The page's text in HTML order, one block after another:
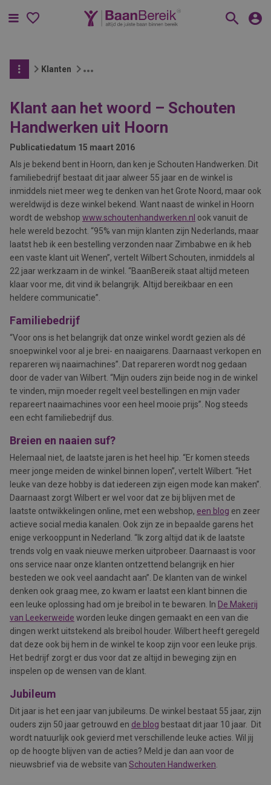
Menu
Klanten
Klant aan het woord – Schouten
Handwerken uit Hoorn
Publicatiedatum 15 maart 2016
Als je bekend bent in Hoorn, dan ken je Schouten Handwerken. Dit
familiebedrijf bestaat dit jaar alweer 55 jaar en de winkel is
inmiddels niet meer weg te denken van het Grote Noord, maar ook
wereldwijd is deze winkel bekend. Want naast de winkel in Hoorn
wordt de webshop www.schoutenhandwerken.nl ook vanuit de
hele wereld bezocht. “95% van mijn klanten zijn Nederlands, maar
laatst heb ik een bestelling verzonden naar Zimbabwe en ik heb
een vaste klant uit Wenen”, vertelt Wilbert Schouten, inmiddels al
22 jaar werkzaam in de winkel. “BaanBereik staat altijd meteen
klaar voor me, dit vind ik belangrijk. Altijd bereikbaar en een
heldere communicatie”.
Familiebedrijf
“Voor ons is het belangrijk dat onze winkel wordt gezien als dé
snoepwinkel voor al je brei- en naaigarens. Daarnaast verkopen en
repareren wij naaimachines”. Dat repareren wordt nog gedaan
door de vader van Wilbert. “Mijn ouders zijn beide nog in de winkel
te vinden, mijn moeder regelt veel bestellingen en mijn vader
repareert naaimachines voor een heel mooie prijs”. Nog steeds
een echt familiebedrijf dus.
Breien en naaien suf?
Helemaal niet, de laatste jaren is het heel hip. “Er komen steeds
meer jonge meiden de winkel binnen lopen”, vertelt Wilbert. “Het
leuke van deze hobby is dat iedereen zijn eigen mode kan maken”.
Daarnaast zorgt Wilbert er wel voor dat ze bij blijven met de
laatste ontwikkelingen online, met een webshop, een blog en zeer
actieve social media kanalen. Ook zijn ze in bepaalde garens het
enige verkooppunt in Nederland. “Ik zorg altijd dat ik de laatste
trends volg en vaak nieuwe merken uitprobeer. Daarnaast is voor
ons service naar onze klanten ontzettend belangrijk en hier
besteden we ook veel aandacht aan”. De klanten van de winkel
denken ook graag mee, zo kwam er laatst een klant binnen die
een leuke oplossing had om je breibol in te bewaren. In De Makerij
van Leekerweide worden leuke dingen gemaakt en een van die
dingen werkt uitstekend als breibol houder. Wilbert heeft geregeld
dat deze ook bij hem in de winkel te koop zijn voor een leuke prijs.
Het bedrijf zorgt er dus voor dat ze altijd in beweging zijn en
inspelen op de wensen van de klant.
Jubileum
Dit jaar is het een jaar van jubileums. De winkel bestaat 55 jaar, zijn
ouders zijn 50 jaar getrouwd en de blog bestaat dit jaar 10 jaar. Dit
wordt natuurlijk ook gevierd met verschillende leuke acties. Wil jij
op de hoogte blijven van de acties? Meld je dan aan voor de
nieuwsbrief via de website van Schouten Handwerken